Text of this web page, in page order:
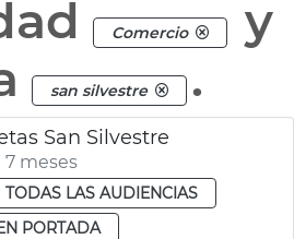
Comercio
y
san silvestre .
San Silvestre
meses
TODAS LAS AUDIENCIAS
PORTADA